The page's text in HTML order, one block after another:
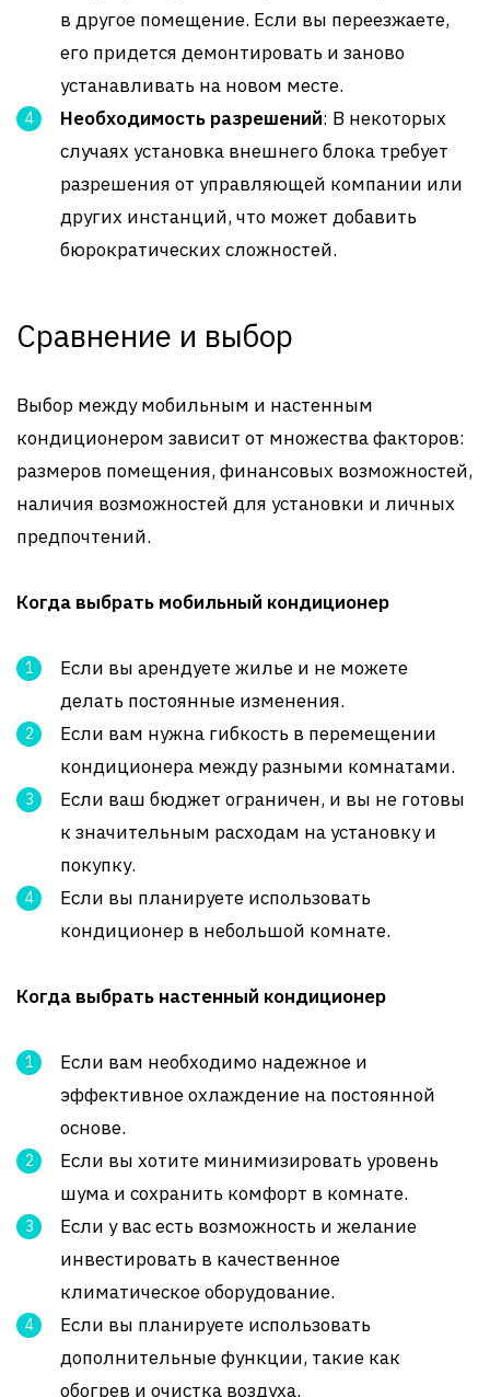
в другое помещение. Если вы переезжаете,
его придется демонтировать и заново
устанавливать на новом месте.
Необходимость разрешений: В некоторых
случаях установка внешнего блока требует
разрешения от управляющей компании или
других инстанций, что может добавить
бюрократических сложностей.
Сравнение и выбор
Выбор между мобильным и настенным
кондиционером зависит от множества факторов:
размеров помещения, финансовых возможностей,
наличия возможностей для установки и личных
предпочтений.
Когда выбрать мобильный кондиционер
Если вы арендуете жилье и не можете
делать постоянные изменения.
Если вам нужна гибкость в перемещении
кондиционера между разными комнатами.
Если ваш бюджет ограничен, и вы не готовы
к значительным расходам на установку и
покупку.
Если вы планируете использовать
кондиционер в небольшой комнате.
Когда выбрать настенный кондиционер
Если вам необходимо надежное и
эффективное охлаждение на постоянной
основе.
Если вы хотите минимизировать уровень
шума и сохранить комфорт в комнате.
Если у вас есть возможность и желание
инвестировать в качественное
климатическое оборудование.
Если вы планируете использовать
дополнительные функции, такие как
обогрев и очистка воздуха.